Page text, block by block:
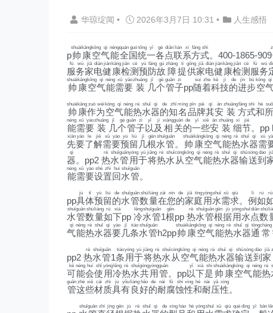
华琼绽闻 • 2026年3月7日 10:31 • 人生感悟
p帅
shuài
康
kāng
空
kōng
气
qì
能
néng
全
quán
国
guó
统
tǒng
一
yī
各
gè
点
diǎn
联
lián
系
xì
方
fāng
式
shì
。400-1865-909
服
fú
务
wù
家
jiā
电
diàn
健
jiàn
康
kāng
检
jiǎn
测
cè
预
yù
防
fáng
故
gù
障
zhàng
提
tí
供
gōng
家
jiā
电
diàn
健
jiàn
康
kāng
检
jiǎn
测
cè
服
fú
务
wù
帅
shuài
康
kāng
空
kōng
气
qì
能
néng
需
xū
要
yào
装
zhuāng
几
jǐ
个
gè
管
guǎn
子
zi
pp随
suí
着
zhe
科
kē
技
jì
的
de
进
jìn
步
bù
空
kōng qì
帅
shuài
康
kāng
作
zuò
为
wèi
空
kōng
气
qì
能
néng
热
rè
水
shuǐ
器
qì
的
de
知
zhī
名
míng
品
pǐn
牌
pái
其
qí
安
ān
装
zhuāng
方
fāng
式
shì
和
hé
所
suǒ
能
néng
需
xū
要
yào
装
zhuāng
几
jǐ
个
gè
管
guǎn
子
zi
以
yǐ
及
jí
相
xiāng
关
guān
的
de
一
yī
些
xiē
安
ān
装
zhuāng
细
xì
节
jié
。pp
先
xiān
要
yào
了
le
解
jiě
需
xū
要
yào
预
yù
留
liú
几
jǐ
根
gēn
水
shuǐ
管
guǎn
。 帅
shuài
康
kāng
空
kōng
气
qì
能
néng
热
rè
水
shuǐ
器
qì
需
xū
器
qì
。pp2 热
rè
水
shuǐ
管
guǎn
用
yòng
于
yú
将
jiāng
热
rè
水
shuǐ
从
cóng
空
kōng
气
qì
能
néng
热
rè
水
shuǐ
器
qì
输
shū
送
sòng
到
dào jiā
能
néng
需
xū
要
yào
设
shè
置
zhì
回
huí
水
shuǐ
管
guǎn
。
pp具
jù
体
tǐ
预
yù
留
liú
的
de
水
shuǐ
管
guǎn
数
shù
量
liàng
在
zài
您
nín
的
de
家
jiā
庭
tíng
用
yòng
水
shuǐ
需
xū
求
qiú
。 例
lì
如
rú rú
水
shuǐ
管
guǎn
数
shù
量
liàng
如
rú
下
xià
pp 冷
lěng
水
shuǐ
管
guǎn
1根
gēn
pp 热
rè
水
shuǐ
管
guǎn
根
gēn
据
jù
用
yòng
水
shuǐ
点
diǎn
数
shù
气
qì
能
néng
热
rè
水
shuǐ
器
qì
要
yào
几
jǐ
条
tiáo
水
shuǐ
管
guǎn
h2pp帅
shuài
康
kāng
空
kōng
气
qì
能
néng
热
rè
水
shuǐ
器
qì
通
tōng
常
cháng
pp2 热
rè
水
shuǐ
管
guǎn
1条
tiáo
用
yòng
于
yú
将
jiāng
热
rè
水
shuǐ
从
cóng
空
kōng
气
qì
能
néng
热
rè
水
shuǐ
器
qì
输
shū
送
sòng
到
dào
家
jiā
可
kě
能
néng
会
huì
使
shǐ
用
yòng
冷
lěng
热
rè
水
shuǐ
共
gòng
用
yòng
管
guǎn
。pp以
yǐ
下
xià
是
shì
帅
shuài
康
kāng
空
kōng
气
qì
能
néng
热
rè
管
guǎn
这
zhè
些
xiē
材
cái
质
zhì
具
jù
有
yǒu
良
liáng
好
hǎo
的
de
耐
nài
腐
fǔ
蚀
shí
性
xìng
和
hé
耐
nài
压
yā
性
xìng
。
shuǐguǎn zhí jìng gēn jù rè shuǐ qì de xíng hào hé yòngshuǐ xū qiú què dìng yī bān